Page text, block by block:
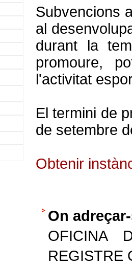
Subvencions
al
durant la
promoure,
l'activitat
El termini de
de setembre
Obtenir
On
OFICINA
REGISTRE